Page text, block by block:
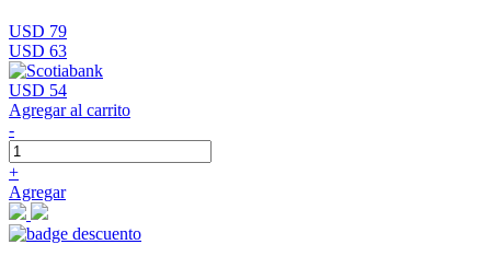
USD 79
USD 63
USD 54
Agregar al carrito
-
+
Agregar